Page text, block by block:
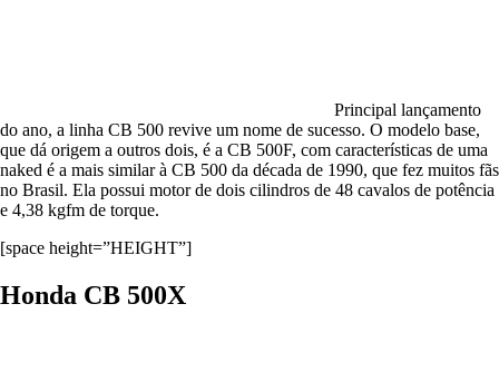
Principal lançamento
do ano, a linha CB 500 revive um nome de sucesso. O modelo base,
que dá origem a outros dois, é a CB 500F, com características de uma
naked é a mais similar à CB 500 da década de 1990, que fez muitos fãs
no Brasil. Ela possui motor de dois cilindros de 48 cavalos de potência
e 4,38 kgfm de torque.
[space height=”HEIGHT”]
Honda CB 500X